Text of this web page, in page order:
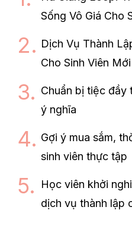
Sống Vô Giá Cho
Dịch Vụ Thành
Cho Sinh Viên Mới
Chuẩn bị tiệc đầy
ý nghĩa
Gợi ý mua sắm,
sinh viên thực tập
Học viên khởi
dịch vụ thành lập